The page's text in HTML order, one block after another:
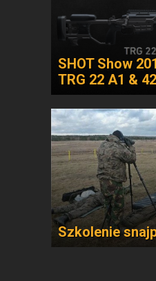
SHOT Show
TRG 22 A1 &
Szkolenie